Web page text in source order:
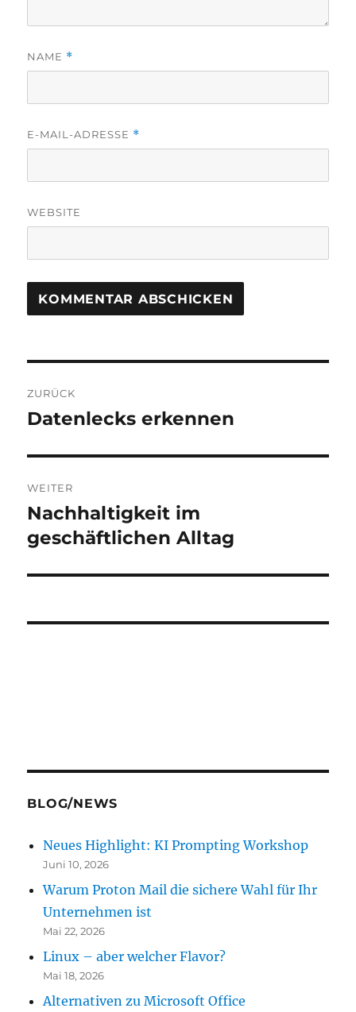
NAME *
E-MAIL-ADRESSE *
WEBSITE
ZURÜCK
Vorheriger
Datenlecks erkennen
WEITER
Nächster
Beitrag:
Nachhaltigkeit im
geschäftlichen Alltag
BLOG/NEWS
Neues Highlight: KI Prompting Workshop
Juni 10, 2026
Warum Proton Mail die sichere Wahl für Ihr
Unternehmen ist
Mai 22, 2026
Linux – aber welcher Flavor?
Mai 18, 2026
Alternativen zu Microsoft Office